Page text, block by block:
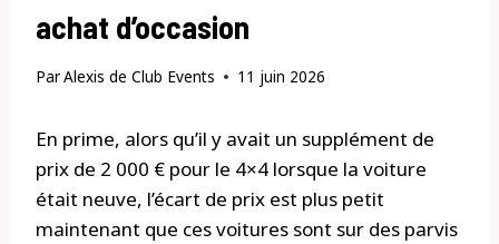
achat d’occasion
ParAlexis de Club Events 11 juin 2026
En prime, alors qu’il y avait un supplément de
prix de 2 000 € pour le 4×4 lorsque la voiture
était neuve, l’écart de prix est plus petit
maintenant que ces voitures sont sur des parvis